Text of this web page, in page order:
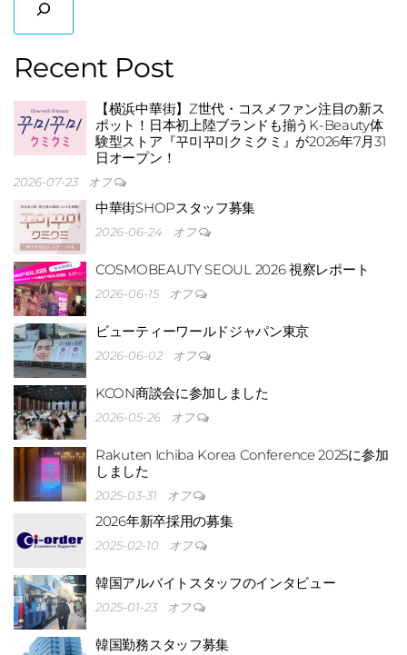
イ・オ
もれ
Recent Post
【横浜中華街】Z世代・コスメファン注目の新ス
ポット！日本初上陸ブランドも揃うK-Beauty体
験型ストア『꾸미꾸미クミクミ』が2026年7月31
日オープン！
2026-07-23 オフ
中華街SHOPスタッフ募集
2026-06-24 オフ
COSMOBEAUTY SEOUL 2026 視察レポート
2026-06-15 オフ
ビューティーワールドジャパン東京
2026-06-02 オフ
KCON商談会に参加しました
2026-05-26 オフ
Rakuten Ichiba Korea Conference 2025に参加
しました
2025-03-31 オフ
2026年新卒採用の募集
2025-02-10 オフ
韓国アルバイトスタッフのインタビュー
2025-01-23 オフ
韓国勤務スタッフ募集